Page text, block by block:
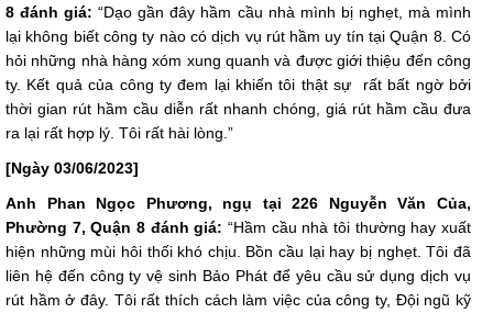
8 đánh giá: “Dạo gần đây hầm cầu nhà mình bị nghẹt, mà mình
lại không biết công ty nào có dịch vụ rút hầm uy tín tại Quận 8. Có
hỏi những nhà hàng xóm xung quanh và được giới thiệu đến công
ty. Kết quả của công ty đem lại khiến tôi thật sự rất bất ngờ bởi
thời gian rút hầm cầu diễn rất nhanh chóng, giá rút hầm cầu đưa
ra lại rất hợp lý. Tôi rất hài lòng.”
[Ngày 03/06/2023]
Anh Phan Ngọc Phương, ngụ tại 226 Nguyễn Văn Của,
Phường 7, Quận 8 đánh giá: “Hầm cầu nhà tôi thường hay xuất
hiện những mùi hôi thối khó chịu. Bồn cầu lại hay bị nghẹt. Tôi đã
liên hệ đến công ty vệ sinh Bảo Phát để yêu cầu sử dụng dịch vụ
rút hầm ở đây. Tôi rất thích cách làm việc của công ty, Đội ngũ kỹ